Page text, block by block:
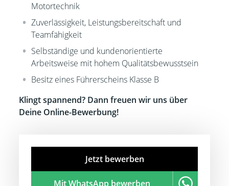
Motortechnik
Zuverlässigkeit, Leistungsbereitschaft und
Teamfähigkeit
Selbständige und kundenorientierte
Arbeitsweise mit hohem Qualitätsbewusstsein
Besitz eines Führerscheins Klasse B
Klingt spannend? Dann freuen wir uns über
Deine Online-Bewerbung!
Jetzt bewerben
Mit WhatsApp bewerben